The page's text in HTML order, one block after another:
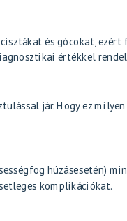
és gócokat,
értékkel
jár. Hogy ez
húzásesetén)
komplikációkat.